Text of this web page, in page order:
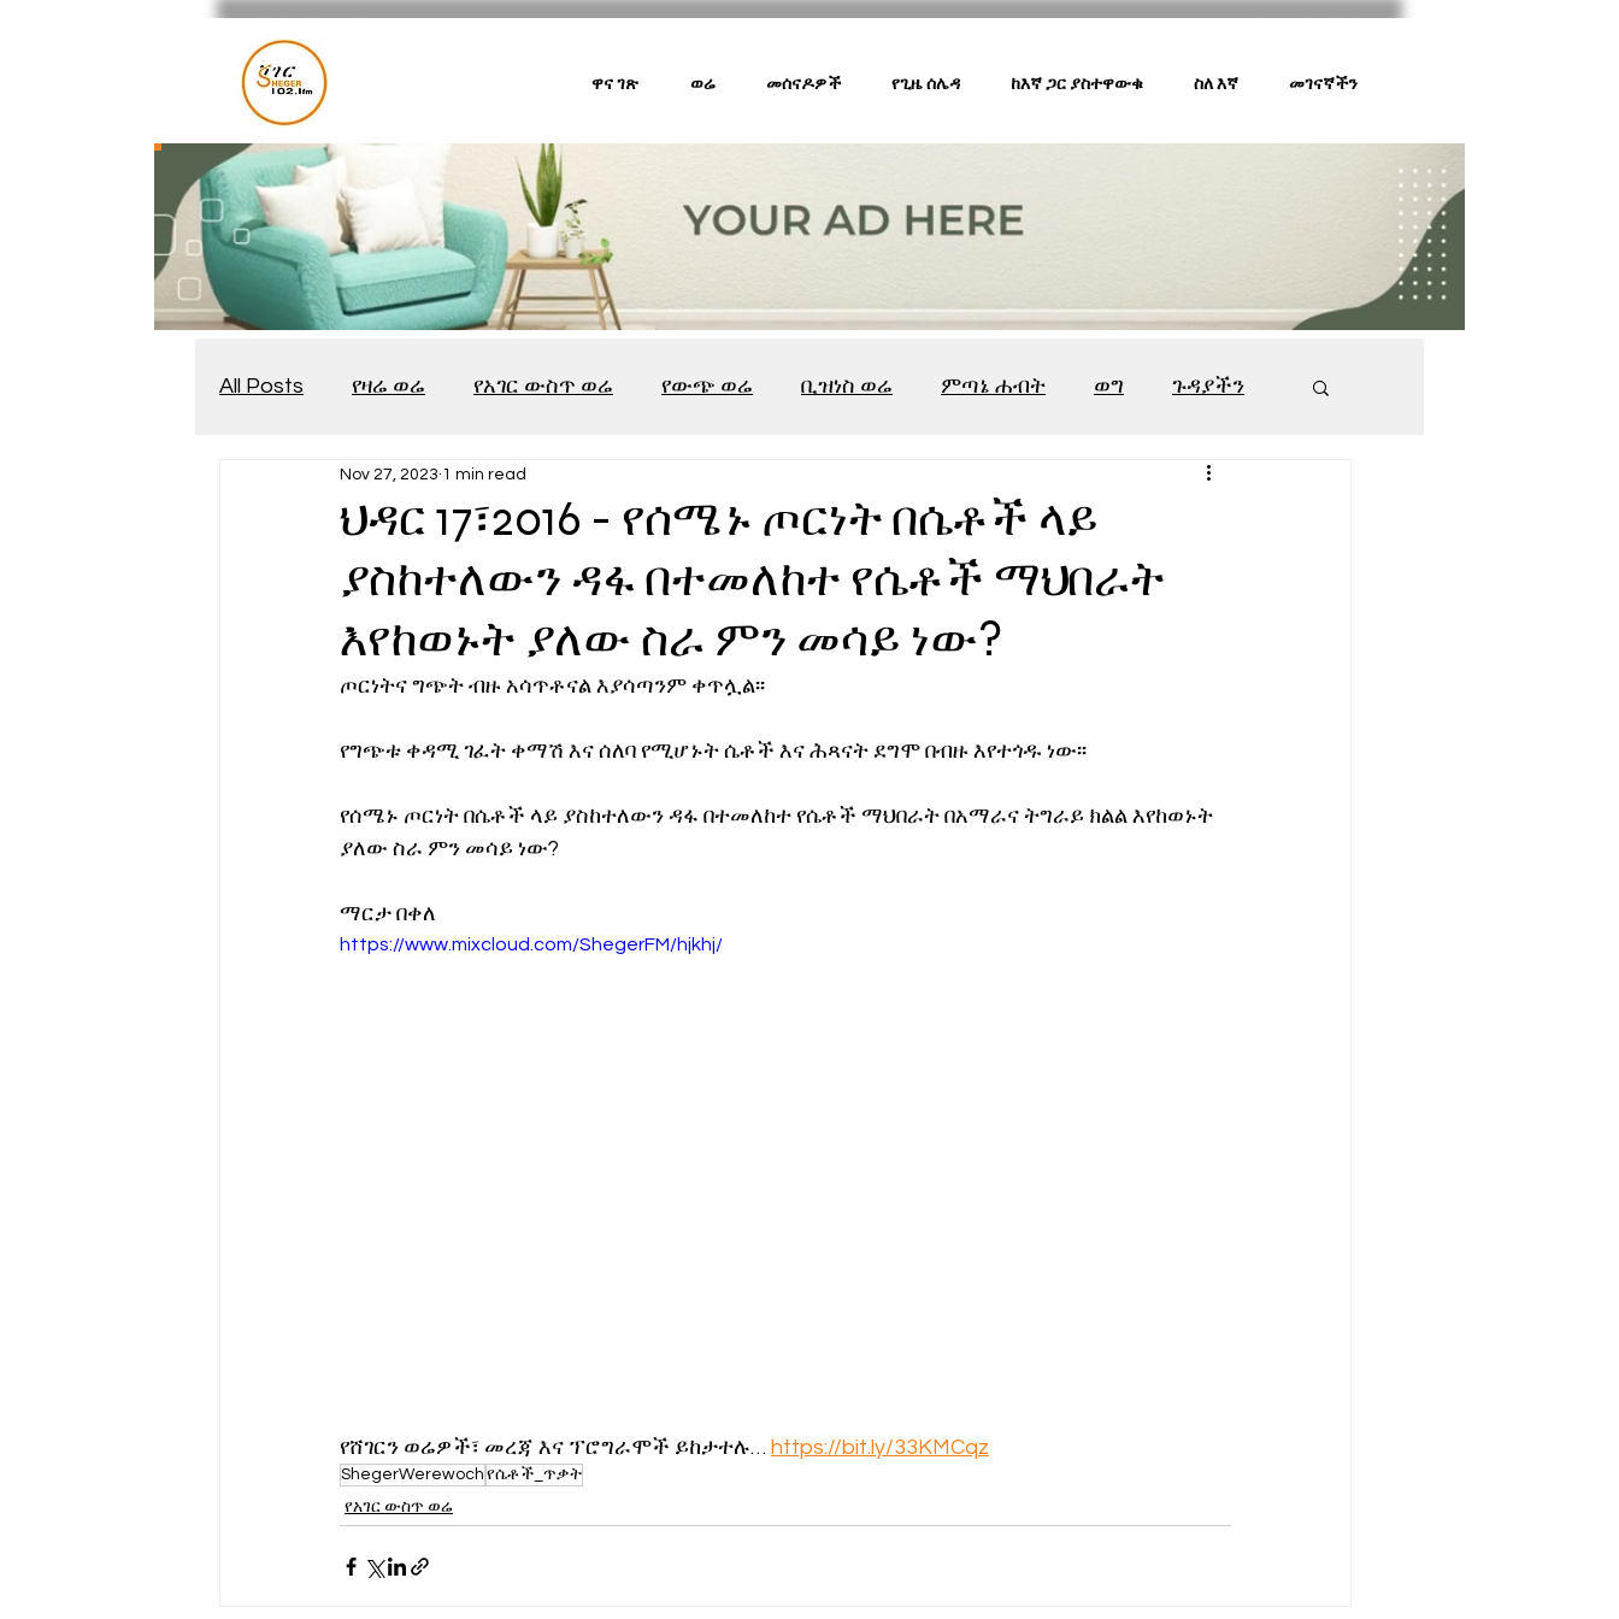
ዋና ገጽ ወሬ መሰናዶዎች የጊዜ ሰሌዳ ከእኛ ጋር ያስተዋውቁ ስለ እኛ መገናኛችን
All Posts የዛሬ ወሬ የአገር ውስጥ ወሬ የውጭ ወሬ ቢዝነስ ወሬ ምጣኔ ሐብት ወግ ጉዳያችን
የጨዋታ እንግዳ 547
የሀኪምዎ መልዕክት ባዮቴክኖሎጂ
ህዳር 17፣2016 - የሰሜኑ ጦርነት በሴቶች ላይ
ያስከተለውን ዳፋ በተመለከተ የሴቶች ማህበራት
እየከወኑት ያለው ስራ ምን መሳይ ነው?
Nov 27, 2023 1 min read
ጦርነትና ግጭት ብዙ አሳጥቶናል እያሳጣንም ቀጥሏል፡፡
የግጭቱ ቀዳሚ ገፈት ቀማሽ እና ሰለባ የሚሆኑት ሴቶች እና ሕጻናት ደግሞ በብዙ እየተጎዱ ነው፡፡
የሰሜኑ ጦርነት በሴቶች ላይ ያስከተለውን ዳፋ በተመለከተ የሴቶች ማህበራት በአማራና ትግራይ ክልል እየከወኑት
ያለው ስራ ምን መሳይ ነው?
ማርታ በቀለ
https://www.mixcloud.com/ShegerFM/hjkhj/
የሸገርን ወሬዎች፣ መረጃ እና ፕሮግራሞች ይከታተሉ… https://bit.ly/33KMCqz
ShegerWerewoch የሴቶች_ጥቃት
የአገር ውስጥ ወሬ